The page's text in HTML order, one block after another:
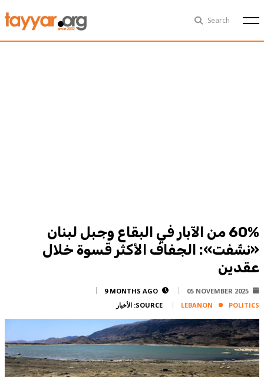
Search
Fri, Aug 7th 29°C
Services
Horoscope
60% من الآبار في البقاع وجبل لبنان
«نشّفت»: الجفاف الأكثر قسوة خلال
عقدين
05 NOVEMBER 2025
9 MONTHS AGO
LEBANON
POLITICS
SOURCE: الأخبار